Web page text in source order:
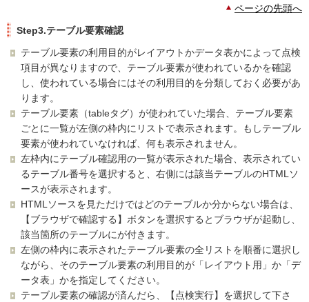
ページの先頭へ
Step3.テーブル要素確認
テーブル要素の利用目的がレイアウトかデータ表かによって点検
項目が異なりますので、テーブル要素が使われているかを確認
し、使われている場合にはその利用目的を分類しておく必要があ
ります。
テーブル要素（tableタグ）が使われていた場合、テーブル要素
ごとに一覧が左側の枠内にリストで表示されます。もしテーブル
要素が使われていなければ、何も表示されません。
左枠内にテーブル確認用の一覧が表示された場合、表示されてい
るテーブル番号を選択すると、右側には該当テーブルのHTMLソ
ースが表示されます。
HTMLソースを見ただけではどのテーブルか分からない場合は、
【ブラウザで確認する】ボタンを選択するとブラウザが起動し、
該当箇所のテーブルにが付きます。
左側の枠内に表示されたテーブル要素の全リストを順番に選択し
ながら、そのテーブル要素の利用目的が「レイアウト用」か「デ
ータ表」かを指定してください。
テーブル要素の確認が済んだら、【点検実行】を選択して下さ